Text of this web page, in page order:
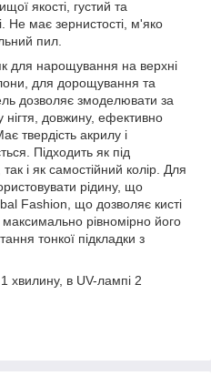
якості, густий та
Не має зернистості, м'яко
пил.
для нарощування на верхні
для дорощування та
дозволяє змоделювати за
нігтя, довжину, ефективно
твердість акрилу і
Підходить як під
і як самостійний колір. Для
рідину, що
Fashion, що дозволяє кисті
рівномірно його
тонкої підкладки з
хвилину, в UV-лампі 2